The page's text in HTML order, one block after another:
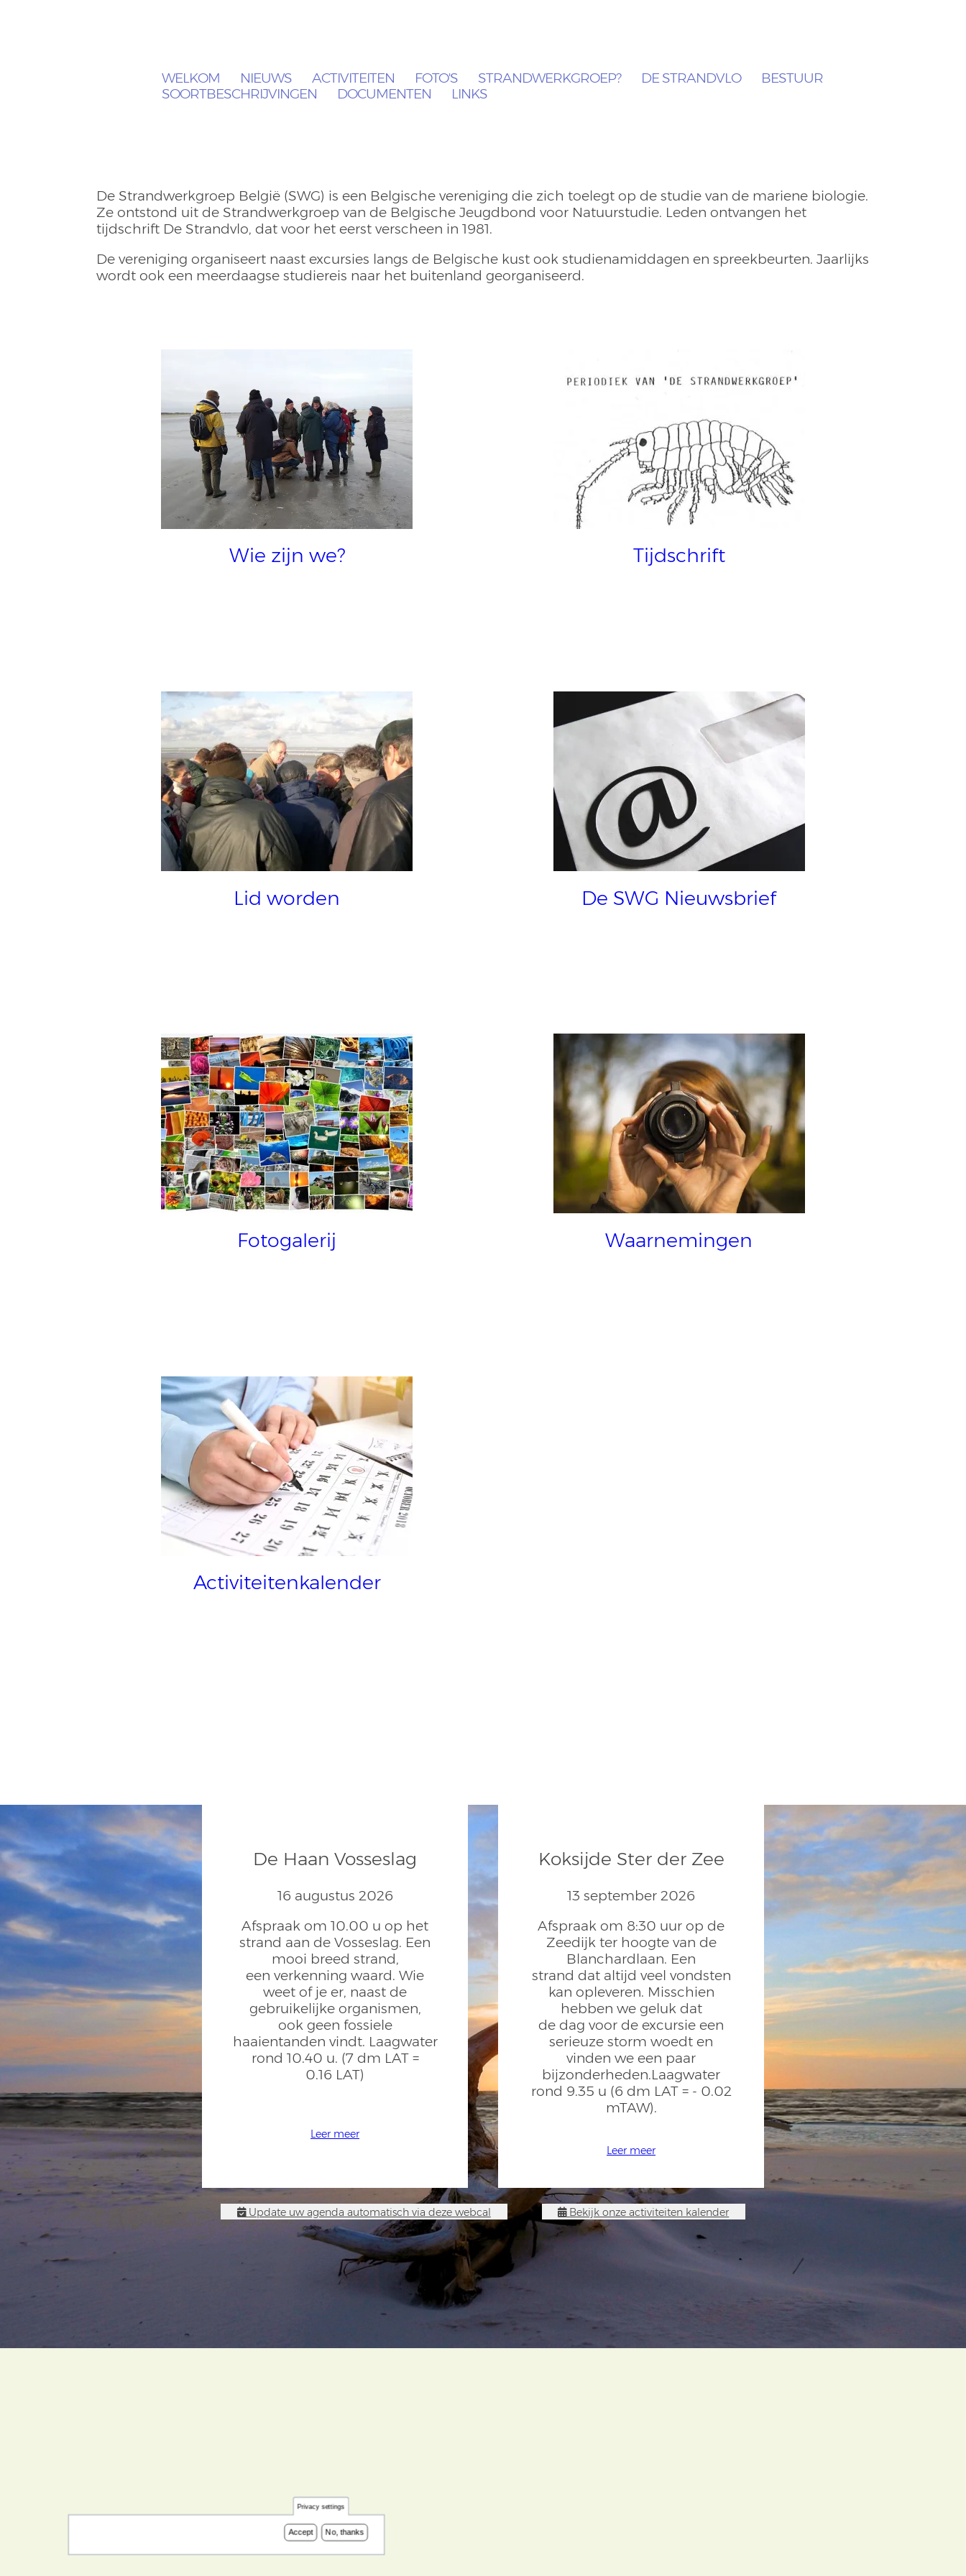
WELKOM NIEUWS ACTIVITEITEN FOTO'S STRANDWERKGROEP? DE STRANDVLO
BESTUUR
SOORTBESCHRIJVINGEN
DOCUMENTEN LINKS
De Strandwerkgroep België (SWG) is een Belgische vereniging die zich toelegt op de studie van de mariene biologie.
Ze ontstond uit de Strandwerkgroep van de Belgische Jeugdbond voor Natuurstudie. Leden ontvangen het
tijdschrift De Strandvlo, dat voor het eerst verscheen in 1981.
De vereniging organiseert naast excursies langs de Belgische kust ook studienamiddagen en spreekbeurten. Jaarlijks
wordt ook een meerdaagse studiereis naar het buitenland georganiseerd.
Wie zijn we? Tijdschrift
Lid worden De SWG Nieuwsbrief
Fotogalerij Waarnemingen
Activiteitenkalender
De Haan Vosseslag
16 augustus 2026
Afspraak om 10.00 u op het
strand aan de Vosseslag. Een
mooi breed strand,
een verkenning waard. Wie
weet of je er, naast de
gebruikelijke organismen,
ook geen fossiele
haaientanden vindt. Laagwater
rond 10.40 u. (7 dm LAT =
0.16 LAT)
Leer meer
Koksijde Ster der Zee
13 september 2026
Afspraak om 8:30 uur op de
Zeedijk ter hoogte van de
Blanchardlaan. Een
strand dat altijd veel vondsten
kan opleveren. Misschien
hebben we geluk dat
de dag voor de excursie een
serieuze storm woedt en
vinden we een paar
bijzonderheden.Laagwater
rond 9.35 u (6 dm LAT = - 0.02
mTAW).
Leer meer
Update uw agenda automatisch via deze webcal Bekijk onze activiteiten kalender
Privacy settings
Accept No, thanks